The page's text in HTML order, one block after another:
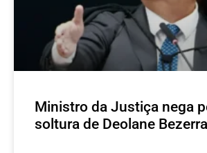
Ministro da Justiça nega
soltura de Deolane Bezerra